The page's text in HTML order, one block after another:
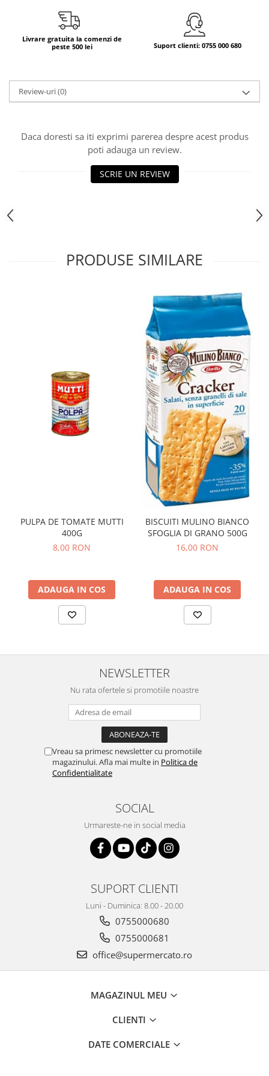
Bere italiana
Vinuri italiene
Bauturi aperitive, alcoolice
Sucuri si bauturi racoritoare
Ceai
Produse fara gluten
Produse de patiserie
Livrare gratuita la comenzi de
peste 500 lei
Suport clienti: 0755 000 680
Review-uri(0)
Daca doresti sa iti exprimi parerea despre acest produs
poti adauga un review.
SCRIE UN REVIEW
PRODUSE SIMILARE
PULPA DE TOMATE MUTTI
400G
8,00 RON
ADAUGA IN COS
BISCUITI MULINO BIANCO
SFOGLIA DI GRANO 500G
16,00 RON
ADAUGA IN COS
NEWSLETTER
Nu rata ofertele si promotiile noastre
Vreau sa primesc newsletter cu promotiile
magazinului. Afla mai multe in Politica de
Confidentialitate
SOCIAL
Urmareste-ne in social media
SUPORT CLIENTI
Luni - Duminica: 8.00 - 20.00
0755000680
0755000681
office@supermercato.ro
MAGAZINUL MEU
CLIENTI
DATE COMERCIALE